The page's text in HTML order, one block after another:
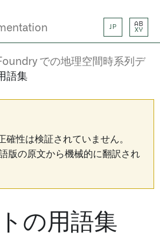
JP
AB
XY
での地理空間時系列デ
語集
確性は検証されていません。
版の原文から機械的に翻訳され
の用語集